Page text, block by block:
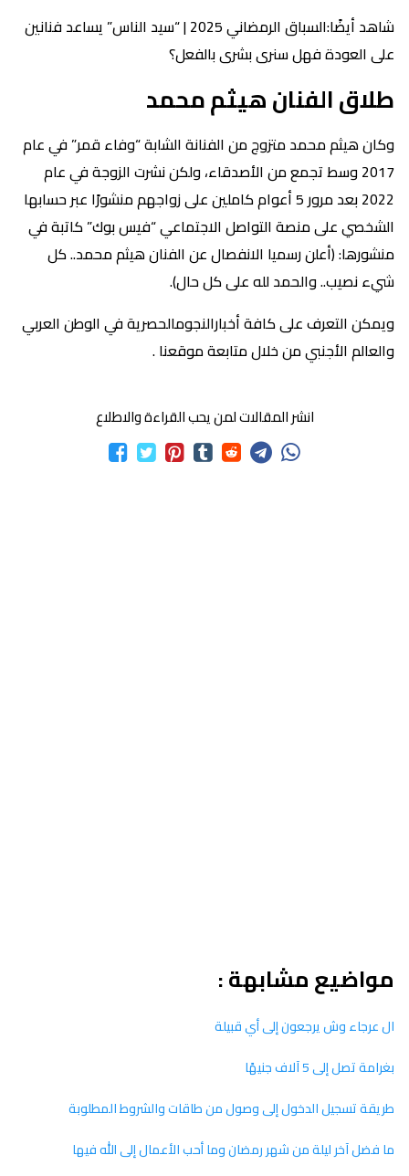
شاهد أيضًا:السباق الرمضاني 2025 | “سيد الناس” يساعد فنانين
على العودة فهل سنرى بشرى بالفعل؟
طلاق الفنان هيثم محمد
وكان هيثم محمد متزوج من الفنانة الشابة “وفاء قمر” في عام
2017 وسط تجمع من الأصدقاء، ولكن نشرت الزوجة في عام
2022 بعد مرور 5 أعوام كاملين على زواجهم منشورًا عبر حسابها
الشخصي على منصة التواصل الاجتماعي “فيس بوك” كاتبة في
منشورها: (أعلن رسميا الانفصال عن الفنان هيثم محمد.. كل
شيء نصيب.. والحمد لله على كل حال).
ويمكن التعرف على كافة أخبارالنجومالحصرية في الوطن العربي
والعالم الأجنبي من خلال متابعة موقعنا .
انشر المقالات لمن يحب القراءة والاطلاع
مواضيع مشابهة :
ال عرجاء وش يرجعون إلى أي قبيلة
بغرامة تصل إلى 5 آلاف جنيهًا
طريقة تسجيل الدخول إلى وصول من طاقات والشروط المطلوبة
ما فضل آخر ليلة من شهر رمضان وما أحب الأعمال إلى الله فيها